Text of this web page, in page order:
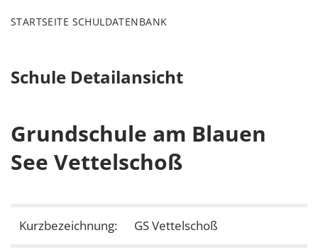
STARTSEITE SCHULDATENBANK
Schule Detailansicht
Grundschule am Blauen
See Vettelschoß
Kurzbezeichnung: GS Vettelschoß